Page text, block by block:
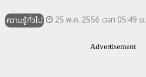
ความรู้ทั่วไป 25 พ.ค. 2556 เวลา 05:49 น.
Advertisement